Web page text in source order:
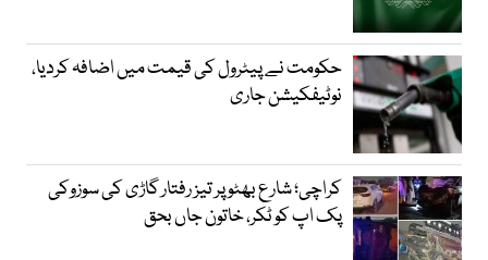
حکومت نے پیٹرول کی قیمت میں اضافہ کردیا،
نوٹیفکیشن جاری
کراچی؛ شارع بھٹو پر تیز رفتار گاڑی کی سوزوکی
پک اپ کو ٹکر، خاتون جاں بحق